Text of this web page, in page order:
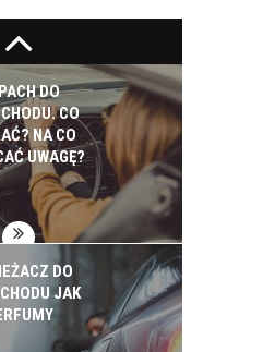
DO
CO
NA CO
UWAGĘ?
DO
JAK